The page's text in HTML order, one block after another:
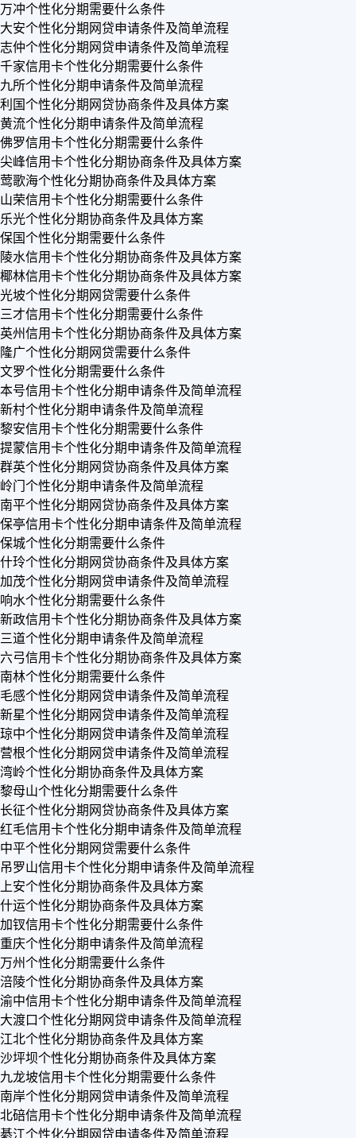
万冲个性化分期需要什么条件
大安个性化分期网贷申请条件及简单流程
志仲个性化分期网贷申请条件及简单流程
千家信用卡个性化分期需要什么条件
九所个性化分期申请条件及简单流程
利国个性化分期网贷协商条件及具体方案
黄流个性化分期申请条件及简单流程
佛罗信用卡个性化分期需要什么条件
尖峰信用卡个性化分期协商条件及具体方案
莺歌海个性化分期协商条件及具体方案
山荣信用卡个性化分期需要什么条件
乐光个性化分期协商条件及具体方案
保国个性化分期需要什么条件
陵水信用卡个性化分期协商条件及具体方案
椰林信用卡个性化分期协商条件及具体方案
光坡个性化分期网贷需要什么条件
三才信用卡个性化分期需要什么条件
英州信用卡个性化分期协商条件及具体方案
隆广个性化分期网贷需要什么条件
文罗个性化分期需要什么条件
本号信用卡个性化分期申请条件及简单流程
新村个性化分期申请条件及简单流程
黎安信用卡个性化分期需要什么条件
提蒙信用卡个性化分期申请条件及简单流程
群英个性化分期网贷协商条件及具体方案
岭门个性化分期申请条件及简单流程
南平个性化分期网贷协商条件及具体方案
保亭信用卡个性化分期申请条件及简单流程
保城个性化分期需要什么条件
什玲个性化分期网贷协商条件及具体方案
加茂个性化分期网贷申请条件及简单流程
响水个性化分期需要什么条件
新政信用卡个性化分期协商条件及具体方案
三道个性化分期申请条件及简单流程
六弓信用卡个性化分期协商条件及具体方案
南林个性化分期需要什么条件
毛感个性化分期网贷申请条件及简单流程
新星个性化分期网贷申请条件及简单流程
琼中个性化分期网贷申请条件及简单流程
营根个性化分期网贷申请条件及简单流程
湾岭个性化分期协商条件及具体方案
黎母山个性化分期需要什么条件
长征个性化分期网贷协商条件及具体方案
红毛信用卡个性化分期申请条件及简单流程
中平个性化分期网贷需要什么条件
吊罗山信用卡个性化分期申请条件及简单流程
上安个性化分期协商条件及具体方案
什运个性化分期协商条件及具体方案
加钗信用卡个性化分期需要什么条件
重庆个性化分期申请条件及简单流程
万州个性化分期需要什么条件
涪陵个性化分期协商条件及具体方案
渝中信用卡个性化分期申请条件及简单流程
大渡口个性化分期网贷申请条件及简单流程
江北个性化分期协商条件及具体方案
沙坪坝个性化分期协商条件及具体方案
九龙坡信用卡个性化分期需要什么条件
南岸个性化分期网贷申请条件及简单流程
北碚信用卡个性化分期申请条件及简单流程
綦江个性化分期网贷申请条件及简单流程